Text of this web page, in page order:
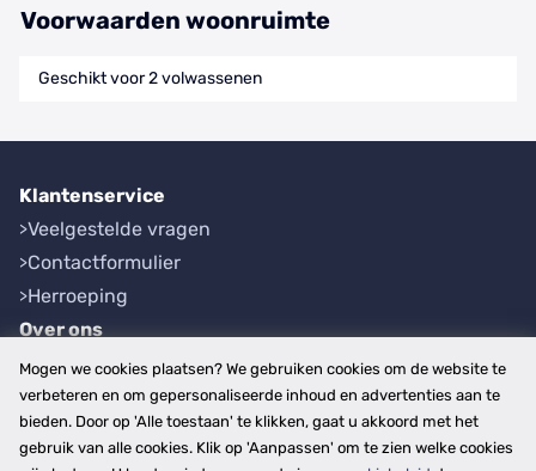
Voorwaarden woonruimte
Geschikt voor 2 volwassenen
Klantenservice
Veelgestelde vragen
Contactformulier
Herroeping
Over ons
Bedrijfsgegevens
Werkwijze
Overzichten
Plaatsen
Mogen we cookies plaatsen? We gebruiken cookies om de website te
verbeteren en om gepersonaliseerde inhoud en advertenties aan te
bieden. Door op 'Alle toestaan' te klikken, gaat u akkoord met het
gebruik van alle cookies. Klik op 'Aanpassen' om te zien welke cookies